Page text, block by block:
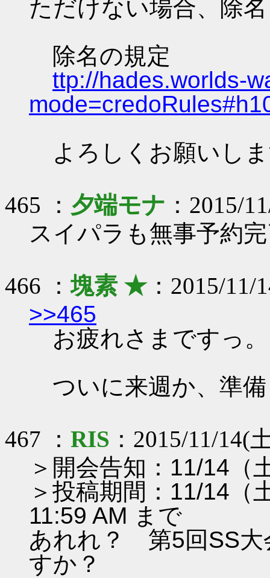
ただけない場合、除
除名の規定
ttp://hades.worlds-
よろしくお願いし
465 ： 夕端モナ ：2015/
スイパラも無事予約
466 ：塊素 ★：2015/11/
>>465
お疲れさまですっ。
ついに来週か、準
467 ： RIS ：2015/11/14(
＞開会告知：11/14（
＞投稿期間：11/14（
11:59 AM まで
あれれ？ 第5回SS大
すか？